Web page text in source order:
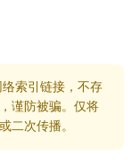
索引链接，不存
谨防被骗。仅将
二次传播。